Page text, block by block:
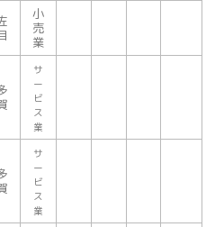
小
売
業
サ
ー
ビ
ス
業
サ
ー
ビ
ス
業